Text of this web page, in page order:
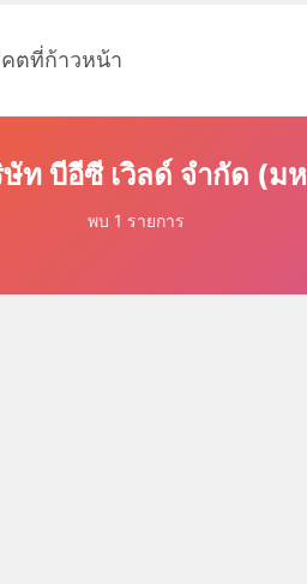
ตที่ก้าวหน้า
ท บีอีซี เวิลด์ จำกัด (ม
พบ 1 รายการ